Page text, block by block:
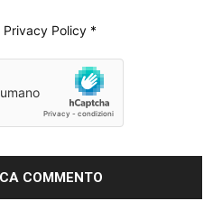
Privacy Policy *